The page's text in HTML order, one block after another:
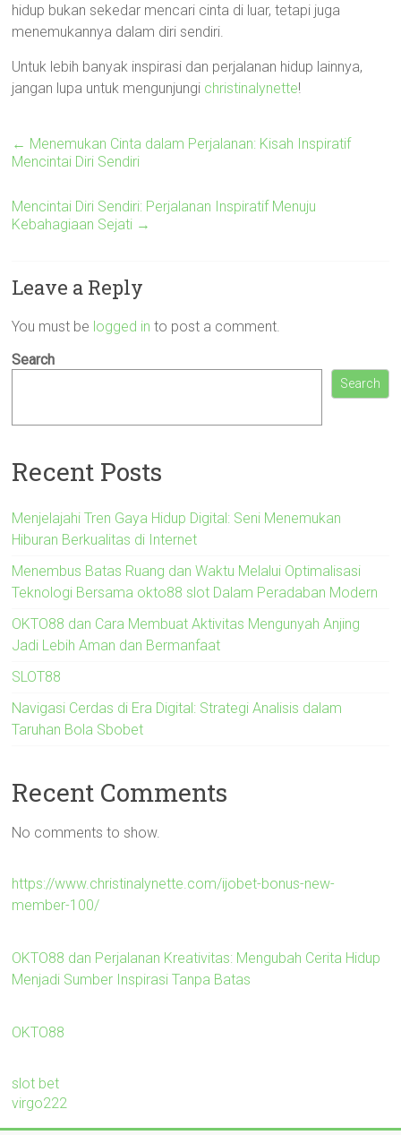
hidup bukan sekedar mencari cinta di luar, tetapi juga
menemukannya dalam diri sendiri.
Untuk lebih banyak inspirasi dan perjalanan hidup lainnya,
jangan lupa untuk mengunjungi christinalynette!
← Menemukan Cinta dalam Perjalanan: Kisah Inspiratif
Mencintai Diri Sendiri
Mencintai Diri Sendiri: Perjalanan Inspiratif Menuju
Kebahagiaan Sejati →
Leave a Reply
You must be logged in to post a comment.
Search
Search
Recent Posts
Menjelajahi Tren Gaya Hidup Digital: Seni Menemukan
Hiburan Berkualitas di Internet
Menembus Batas Ruang dan Waktu Melalui Optimalisasi
Teknologi Bersama okto88 slot Dalam Peradaban Modern
OKTO88 dan Cara Membuat Aktivitas Mengunyah Anjing
Jadi Lebih Aman dan Bermanfaat
SLOT88
Navigasi Cerdas di Era Digital: Strategi Analisis dalam
Taruhan Bola Sbobet
Recent Comments
No comments to show.
https://www.christinalynette.com/ijobet-bonus-new-
member-100/
OKTO88 dan Perjalanan Kreativitas: Mengubah Cerita Hidup
Menjadi Sumber Inspirasi Tanpa Batas
OKTO88
slot bet
virgo222